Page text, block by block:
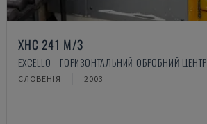
XHC 241 M/3
EXCELLO - ГОРИЗОНТАЛЬНИЙ ОБРОБНИЙ ЦЕНТР
СЛОВЕНІЯ 2003